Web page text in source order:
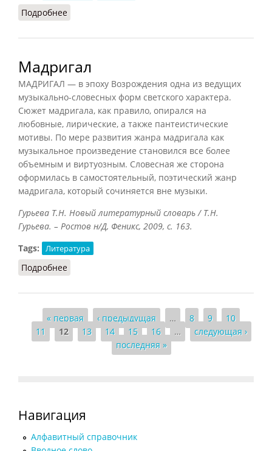
Подробнее
Мадригал
МАДРИГАЛ — в эпоху Возрождения одна из ведущих
музыкально-словесных форм светского характера.
Сюжет мадригала, как правило, опирался на
любовные, лирические, а также пантеистические
мотивы. По мере развития жанра мадригала как
музыкальное произведение становился все более
объемным и виртуозным. Словесная же сторона
оформилась в самостоятельный, поэтический жанр
мадригала, который сочиняется вне музыки.
Гурьева Т.Н. Новый литературный словарь / Т.Н.
Гурьева. – Ростов н/Д, Феникс, 2009, с. 163.
Tags:
Литература
Подробнее
Страницы
« первая ‹ предыдущая … 8 9
10
11
12 13 14 15 16 …
следующая ›
последняя »
Навигация
Алфавитный справочник